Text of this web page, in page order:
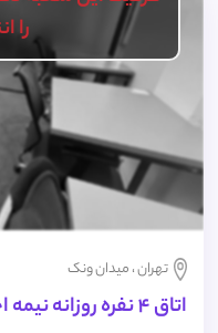
را
تهران ، میدان ونک
اتاق 4 نفره روزانه نیمه اختصاصی